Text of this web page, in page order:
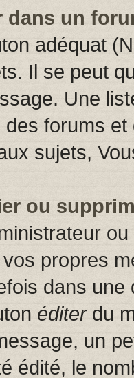
dans un
adéquat
Il se peut
Une
forums
sujets,
ou
propres
dans
éditerdu
un
édité, le